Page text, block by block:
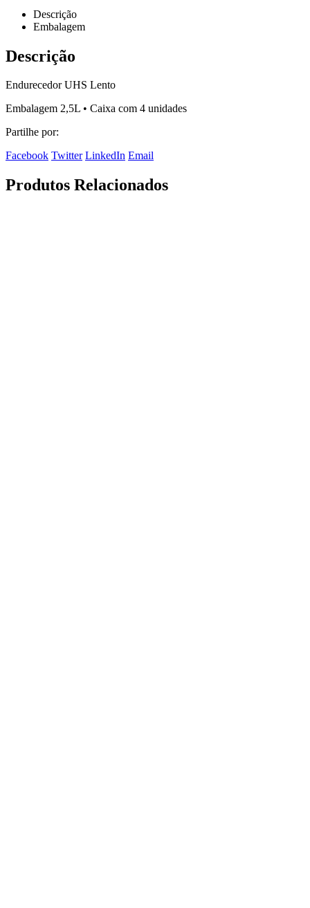
Descrição
Embalagem
Descrição
Endurecedor UHS Lento
Embalagem 2,5L • Caixa com 4 unidades
Partilhe por:
Facebook Twitter LinkedIn Email
Produtos Relacionados